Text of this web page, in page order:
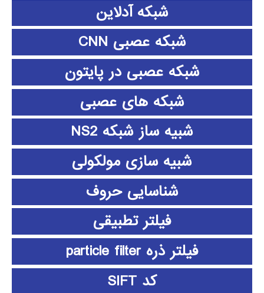
شبکه آدلاین
شبکه عصبی CNN
شبکه عصبی در پایتون
شبکه های عصبی
شبیه ساز شبکه NS2
شبیه سازی مولکولی
شناسایی حروف
فیلتر تطبیقی
فیلتر ذره particle filter
کد SIFT